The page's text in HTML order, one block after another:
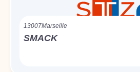
13007Marseille
SMACK